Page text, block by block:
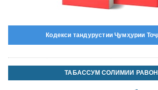
Кодекси тандурустии Ҷумҳурии
ТАБАССУМ СОЛИМИИ